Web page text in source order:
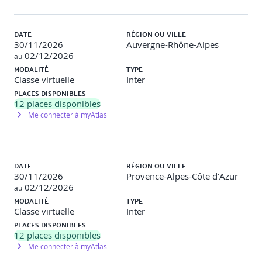
Travaux pratiques
Objectif: Construire une interface utilisateur fluide et
responsive
Description: Conception d’un écran d’accueil avec
performants pour iOS etAndroid.
Jour 2
Composants et APIs natifs avec Expo
Camera : Module expo-camera, permissions associées et
intégration dans un composant React Native.
DATE
30/11/2026
au 02/12/2026
RÉGION OU VILLE
Auvergne-Rhône-Alpes
MODALITÉ
Classe virtuelle
TYPE
Inter
PLACES DISPONIBLES
12 places disponibles
Me connecter à myAtlas
DATE
30/11/2026
au 02/12/2026
RÉGION OU VILLE
Provence-Alpes-Côte d'Azur
MODALITÉ
Classe virtuelle
TYPE
Inter
PLACES DISPONIBLES
12 places disponibles
Me connecter à myAtlas